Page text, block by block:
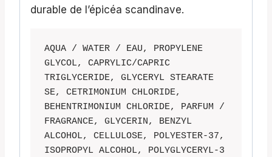
durable de l’épicéa scandinave.
AQUA / WATER / EAU, PROPYLENE
GLYCOL, CAPRYLIC/CAPRIC
TRIGLYCERIDE, GLYCERYL STEARATE
SE, CETRIMONIUM CHLORIDE,
BEHENTRIMONIUM CHLORIDE, PARFUM /
FRAGRANCE, GLYCERIN, BENZYL
ALCOHOL, CELLULOSE, POLYESTER-37,
ISOPROPYL ALCOHOL, POLYGLYCERYL-3